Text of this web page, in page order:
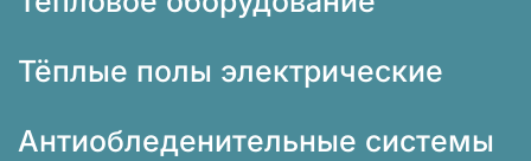
Тёплые полы электрические
Антиобледенительные системы